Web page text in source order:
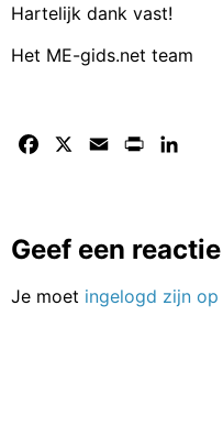
Hartelijk dank vast!
Het ME-gids.net team
Facebook Email Print
Geef een reactie
Je moet ingelogd zijn op